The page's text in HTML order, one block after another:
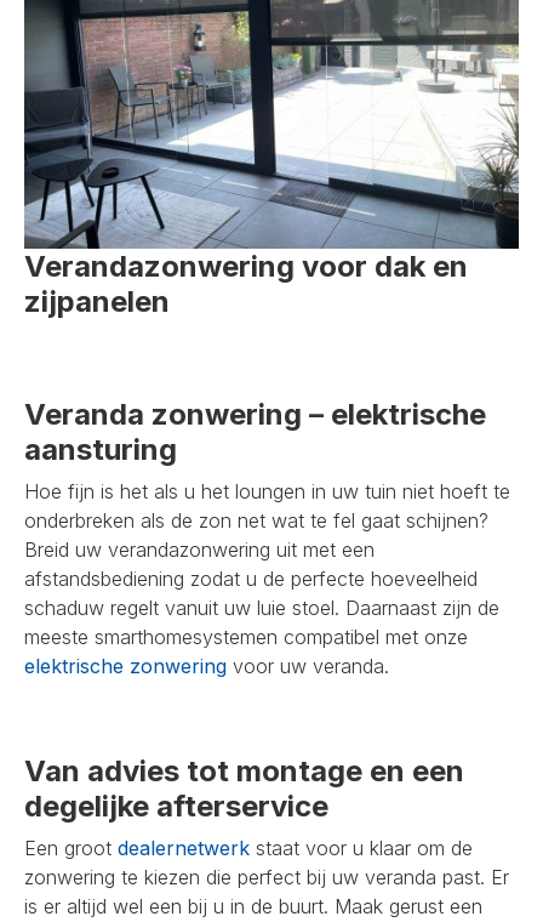
Verandazonwering voor dak en
zijpanelen
Veranda zonwering – elektrische
aansturing
Hoe fijn is het als u het loungen in uw tuin niet hoeft te
onderbreken als de zon net wat te fel gaat schijnen?
Breid uw verandazonwering uit met een
afstandsbediening zodat u de perfecte hoeveelheid
schaduw regelt vanuit uw luie stoel. Daarnaast zijn de
meeste smarthomesystemen compatibel met onze
elektrische zonwering voor uw veranda.
Van advies tot montage en een
degelijke afterservice
Een groot dealernetwerk staat voor u klaar om de
zonwering te kiezen die perfect bij uw veranda past. Er
is er altijd wel een bij u in de buurt. Maak gerust een